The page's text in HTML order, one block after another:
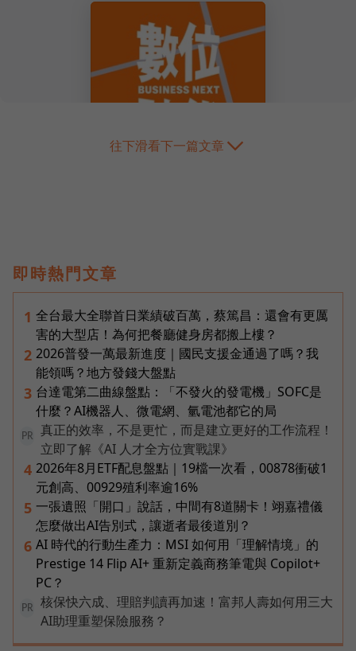
往下滑看下一篇文章
即時熱門文章
1 全台最大全聯首日業績破百萬，蔡篤昌：還會有更厲
害的大型店！為何把餐廳健身房都搬上樓？
2 2026普發一萬最新進度｜國民支援金通過了嗎？我
能領嗎？地方發錢大盤點
3 台達電第二曲線盤點：「不發火的發電機」SOFC是
什麼？AI機器人、微電網、氫電池都它的局
PR
真正的效率，不是更忙，而是建立更好的工作流程！
立即了解《AI 人才全方位實戰課》
4 2026年8月ETF配息盤點｜19檔一次看，00878衝破1
元創高、00929殖利率逾16%
5 一張遺照「開口」說話，中間有8道關卡！翊嘉禮儀
怎麼做出AI告別式，讓逝者最後道別？
6 AI 時代的行動生產力：MSI 如何用「理解情境」的
Prestige 14 Flip AI+ 重新定義商務筆電與 Copilot+
PC？
PR
核保快六成、理賠判讀再加速！富邦人壽如何用三大
AI助理重塑保險服務？